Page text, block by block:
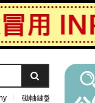
磁軸鍵盤